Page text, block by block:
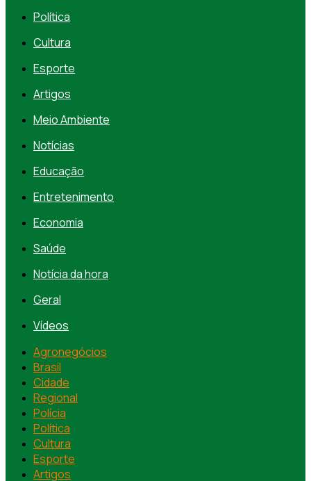
Política
Cultura
Esporte
Artigos
Meio Ambiente
Notícias
Educação
Entretenimento
Economia
Saúde
Notícia da hora
Geral
Vídeos
Agronegócios
Brasil
Cidade
Regional
Polícia
Política
Cultura
Esporte
Artigos